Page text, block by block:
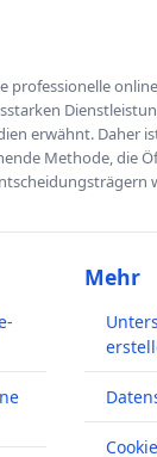
professionelle
erwähnt. Daher
Methode, die
Mehr